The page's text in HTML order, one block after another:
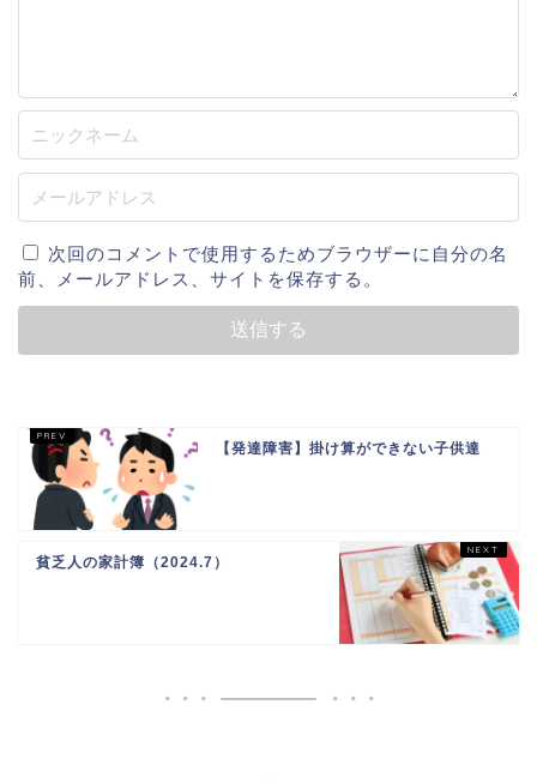
次回のコメントで使用するためブラウザーに自分の名
前、メールアドレス、サイトを保存する。
【発達障害】掛け算ができない子供達
貧乏人の家計簿（2024.7）